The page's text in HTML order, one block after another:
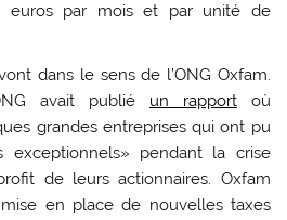
euros par mois et par unité de
dans le sens de l’ONG Oxfam.
avait publié un rapportoù
grandes entreprises qui ont pu
exceptionnels» pendant la crise
de leurs actionnaires. Oxfam
en place de nouvelles taxes